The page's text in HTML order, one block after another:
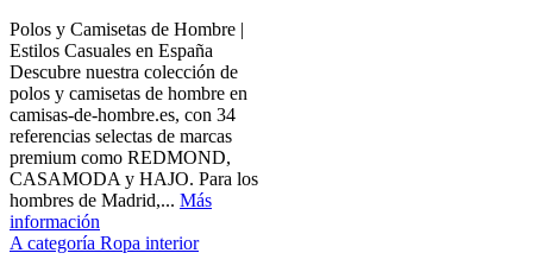
Polos y Camisetas de Hombre |
Estilos Casuales en España
Descubre nuestra colección de
polos y camisetas de hombre en
camisas-de-hombre.es, con 34
referencias selectas de marcas
premium como REDMOND,
CASAMODA y HAJO. Para los
hombres de Madrid,... Más
información
A categoría Ropa interior